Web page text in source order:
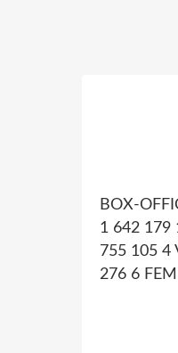
BOX-
1 642 179
755 105 4
276 6